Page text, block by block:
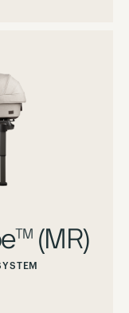
(MR)